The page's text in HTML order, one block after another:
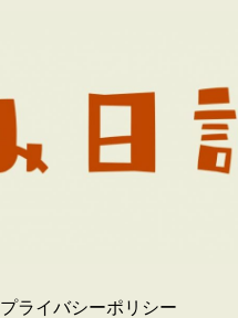
プライバシーポリシー